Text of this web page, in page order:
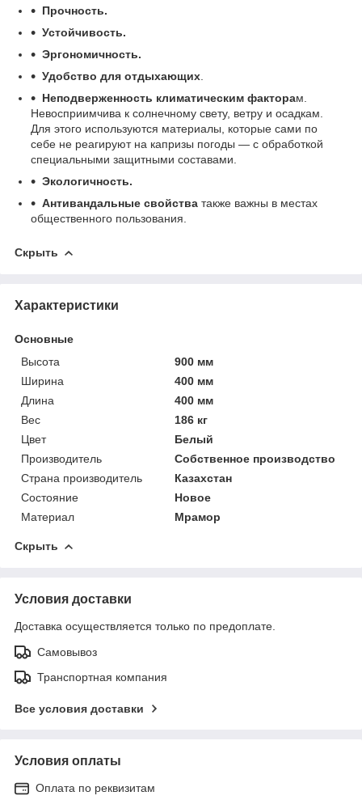
Прочность.
Устойчивость.
Эргономичность.
Удобство для отдыхающих
Неподверженность климатическим факторам.
Невосприимчива к солнечному свету, ветру и осадкам.
Для этого используются материалы, которые сами по
себе не реагируют на капризы погоды — с обработкой
специальными защитными составами.
Экологичность.
Антивандальные свойства также важны в местах
общественного пользования.
Скрыть
Характеристики
Основные
Высота
900 мм
Ширина
400 мм
Длина
400 мм
Вес
186 кг
Цвет
Белый
Производитель
Собственное производство
Страна производитель
Казахстан
Состояние
Новое
Материал
Мрамор
Скрыть
Условия доставки
Доставка осуществляется только по предоплате.
Самовывоз
Транспортная компания
Все условия доставки
Условия оплаты
Оплата по реквизитам